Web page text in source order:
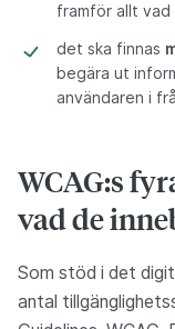
framför allt vad
det ska finnas
begära ut
användaren i
WCAG:s
vad de
Som stöd i det
antal